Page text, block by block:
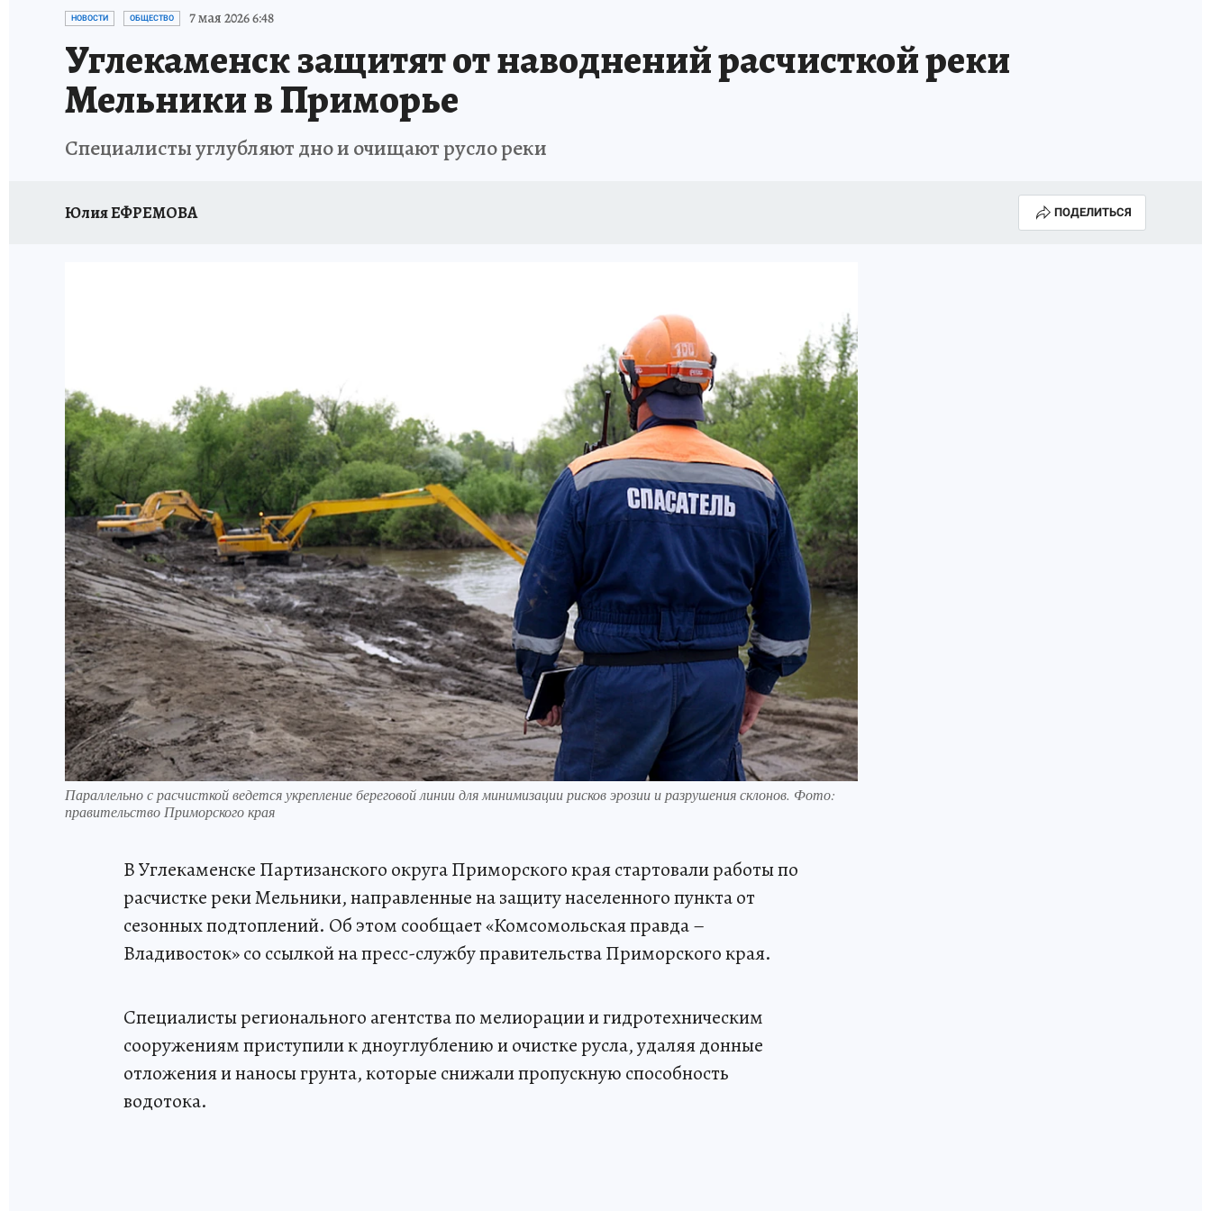
ДЕНЬ ПОБЕДЫ ВО ВЛАДИВОСТОКЕ 2026
АНТИРАК СТРАНИЦЫ ИСТОРИИ ДАЛЬНЕГО ВОСТОКА АФИША МОЙ ЛЮБИМЫЙ УЧИТЕЛЬ – 2024 ИСПЫТАНО НА СЕБЕ
НОВОСТИ ОБЩЕСТВО 7 мая 2026 6:48
Углекаменск защитят от наводнений расчисткой реки
Мельники в Приморье
Специалисты углубляют дно и очищают русло реки
Юлия ЕФРЕМОВА ПОДЕЛИТЬСЯ
Параллельно с расчисткой ведется укрепление береговой линии для минимизации рисков эрозии и разрушения склонов. Фото:
правительство Приморского края
В Углекаменске Партизанского округа Приморского края стартовали работы по
расчистке реки Мельники, направленные на защиту населенного пункта от
сезонных подтоплений. Об этом сообщает «Комсомольская правда –
Владивосток» со ссылкой на пресс-службу правительства Приморского края.
Специалисты регионального агентства по мелиорации и гидротехническим
сооружениям приступили к дноуглублению и очистке русла, удаляя донные
отложения и наносы грунта, которые снижали пропускную способность
водотока.